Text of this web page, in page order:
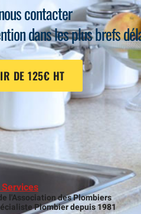
contacter
dans les plus brefs
DE 125€ HT
l'Association des Plombiers
Plombier depuis 1981